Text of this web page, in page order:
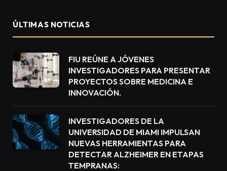
ÚLTIMAS NOTICIAS
FIU REÚNE A JÓVENES
INVESTIGADORES PARA PRESENTAR
PROYECTOS SOBRE MEDICINA E
INNOVACIÓN.
INVESTIGADORES DE LA
UNIVERSIDAD DE MIAMI IMPULSAN
NUEVAS HERRAMIENTAS PARA
DETECTAR ALZHEIMER EN ETAPAS
TEMPRANAS: